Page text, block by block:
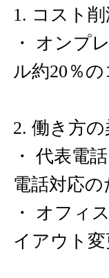
1. コスト削
・ オンプ
ル約20％
2. 働き方
・ 代表電
電話対応
・ オフィ
イアウト